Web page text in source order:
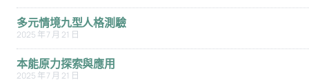
多元情境九型人格測驗
2025 年 7 月 21 日
本能原力探索與應用
2025 年 7 月 21 日